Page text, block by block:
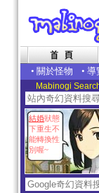
• 關於怪物 • 導
Mabinogi
結婚狀態
下重生不
能轉換性
別喔~